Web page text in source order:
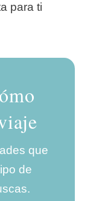
para ti
que
de